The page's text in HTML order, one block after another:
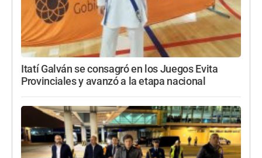
Itatí Galván se consagró en los Juegos Evita
Provinciales y avanzó a la etapa nacional